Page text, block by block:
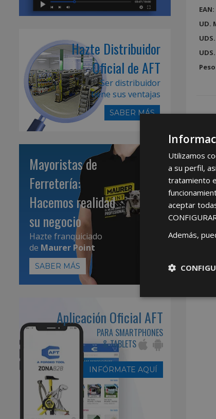
EAN:
UD.
Hazte Distribuidor
Oficial de AFT
Ser distribuidor
tiene sus ventajas
SABER MÁS
Mayoristas de
Ferretería:
Hacemos realidad
su negocio
Hazte franquiciado
de Maurer Point
SABER MÁS
Aplicación Oficial AFT
PARA SMARTPHONES
& TABLETS
INFÓRMATE AQUÍ
Utilizamos
a su perfil,
tratamiento
aceptar
Además,